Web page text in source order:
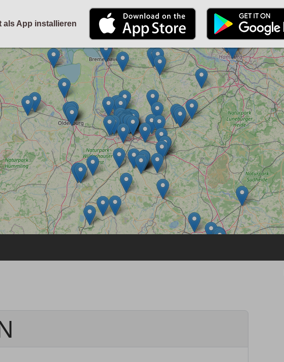
KALENDER PARTYFOTOS FÜR VERANSTALTER/PARTNER
ANMELDENODERREGISTRIEREN
Angemeldet bleiben
ANMELDEN
Registrieren
Benutzername vergessen
Passwort vergessen
als App installieren